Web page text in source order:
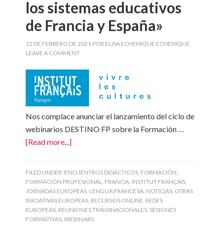
los sistemas educativos
de Francia y España»
12 DE FEBRERO DE 2021 POR ELISA ECHENIQUE ECHENIQUE
LEAVE A COMMENT
Nos complace anunciar el lanzamiento del ciclo de
webinarios DESTINO FP sobre la Formación …
[Read more...]
FILED UNDER: ENCUENTROS DIDÁCTICOS, FORMACIÓN,
FORMACIÓN PROFESIONAL, FRANCIA, INSTITUT FRANÇAIS,
JORNADAS EUROPEAS, LENGUA FRANCESA, NOTICIAS, OTRAS
INICIATIVAS EUROPEAS, RECURSOS ONLINE, REDES
EUROPEAS, REUNIONES TRANSNACIONALES, SESIONES
FORMATIVAS,WEBINARS